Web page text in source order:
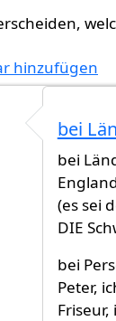
hinzufügen
bei
bei
(es sei
DIE
bei
Peter,